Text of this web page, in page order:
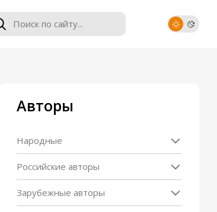
Авторы
Народные
Российские авторы
Зарубежные авторы